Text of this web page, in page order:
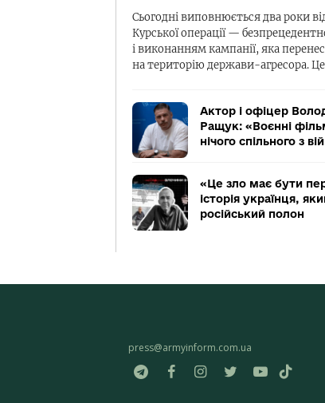
Сьогодні виповнюється два роки
Курської операції —
і виконанням кампанії, яка
на територію держави-агресора.
Актор і офіцер
Ращук: «Воєнні
нічого спільного з
«Це зло має бути
історія українця,
російський полон
press@armyinform.com.ua